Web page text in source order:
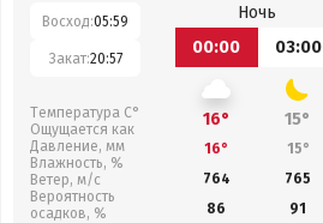
Восход:05:59
Закат:20:57
Температура С°
Ощущается как
Давление, мм
Влажность, %
Ветер, м/с
Вероятность
осадков, %
Ночь
00:00
03:00
16° 15°
16° 15°
764
765
86
91